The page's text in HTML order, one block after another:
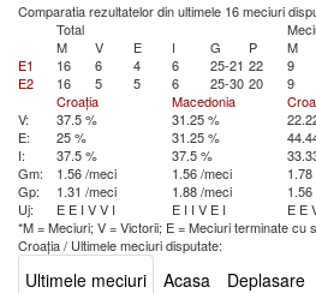
Comparatia rezultatelor din ultimele 16 meciuri
Total
M
V E I G P M
E1
16 6 4 6 25-21 22 9
E2
16 5 5 6 25-30 20 9
Croația
Macedonia
V:
37.5 % 31.25 %
E:
25 % 31.25 %
I:
37.5 % 37.5 %
Gm:
1.56 /meci 1.56 /meci
Gp:
1.31 /meci 1.88 /meci
Uj:
E E I VV I E I I V E I E E
*M = Meciuri; V = Victorii; E = Meciuri terminate cu
Croația/ Ultimele meciuri disputate:
Ultimele meciuri Acasa Deplasare